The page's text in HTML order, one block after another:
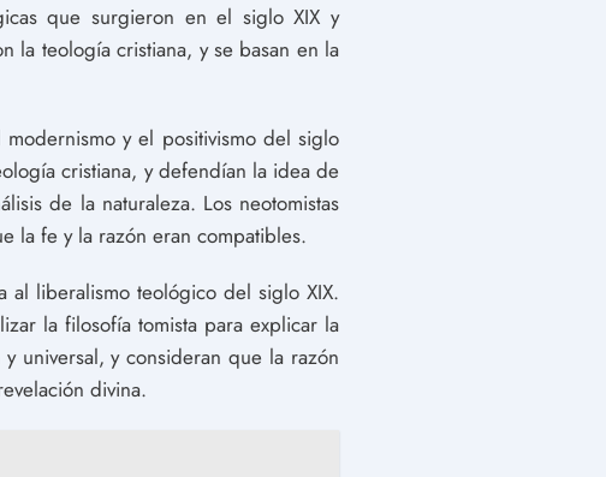
que surgieron en el siglo XIX y
la teología cristiana, y se basan en la
y el positivismo del siglo
cristiana, y defendían la idea de
de la naturaleza. Los neotomistas
la fe y la razón eran compatibles.
liberalismo teológico del siglo XIX.
la filosofía tomista para explicar la
universal, y consideran que la razón
divina.